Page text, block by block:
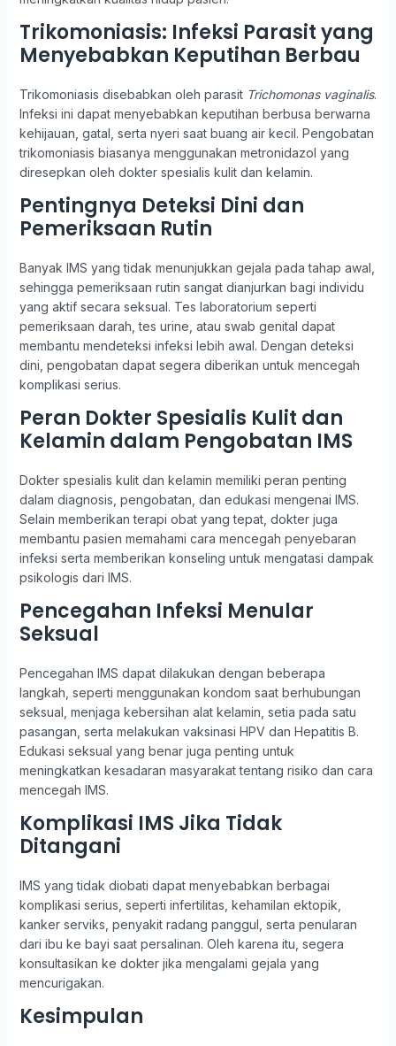
Trikomoniasis: Infeksi Parasit yang
Menyebabkan Keputihan Berbau
Trikomoniasis disebabkan oleh parasit Trichomonas vaginalis.
Infeksi ini dapat menyebabkan keputihan berbusa berwarna
kehijauan, gatal, serta nyeri saat buang air kecil. Pengobatan
trikomoniasis biasanya menggunakan metronidazol yang
diresepkan oleh dokter spesialis kulit dan kelamin.
Pentingnya Deteksi Dini dan
Pemeriksaan Rutin
Banyak IMS yang tidak menunjukkan gejala pada tahap awal,
sehingga pemeriksaan rutin sangat dianjurkan bagi individu
yang aktif secara seksual. Tes laboratorium seperti
pemeriksaan darah, tes urine, atau swab genital dapat
membantu mendeteksi infeksi lebih awal. Dengan deteksi
dini, pengobatan dapat segera diberikan untuk mencegah
komplikasi serius.
Peran Dokter Spesialis Kulit dan
Kelamin dalam Pengobatan IMS
Dokter spesialis kulit dan kelamin memiliki peran penting
dalam diagnosis, pengobatan, dan edukasi mengenai IMS.
Selain memberikan terapi obat yang tepat, dokter juga
membantu pasien memahami cara mencegah penyebaran
infeksi serta memberikan konseling untuk mengatasi dampak
psikologis dari IMS.
Pencegahan Infeksi Menular
Seksual
Pencegahan IMS dapat dilakukan dengan beberapa
langkah, seperti menggunakan kondom saat berhubungan
seksual, menjaga kebersihan alat kelamin, setia pada satu
pasangan, serta melakukan vaksinasi HPV dan Hepatitis B.
Edukasi seksual yang benar juga penting untuk
meningkatkan kesadaran masyarakat tentang risiko dan cara
mencegah IMS.
Komplikasi IMS Jika Tidak
Ditangani
IMS yang tidak diobati dapat menyebabkan berbagai
komplikasi serius, seperti infertilitas, kehamilan ektopik,
kanker serviks, penyakit radang panggul, serta penularan
dari ibu ke bayi saat persalinan. Oleh karena itu, segera
konsultasikan ke dokter jika mengalami gejala yang
mencurigakan.
Kesimpulan